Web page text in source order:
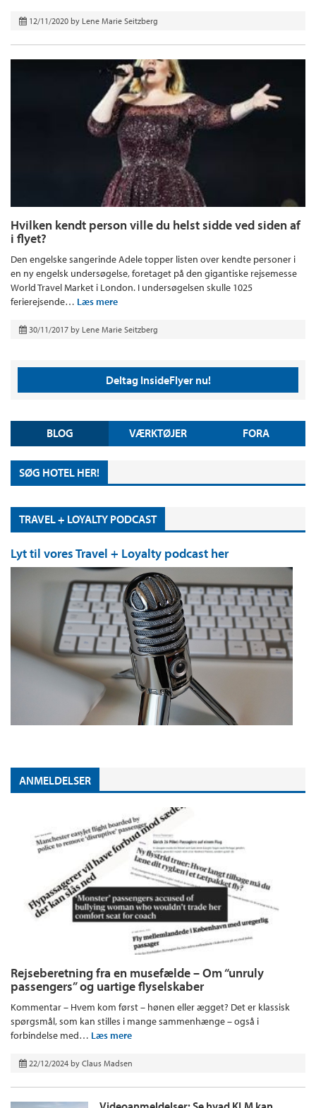
12/11/2020 by Lene Marie Seitzberg
Hvilken kendt person ville du helst sidde ved siden af
i flyet?
Den engelske sangerinde Adele topper listen over kendte personer i
en ny engelsk undersøgelse, foretaget på den gigantiske rejsemesse
World Travel Market i London. I undersøgelsen skulle 1025
ferierejsende… Læs mere
30/11/2017 by Lene Marie Seitzberg
Deltag InsideFlyer nu!
BLOG VÆRKTØJER FORA
SØG HOTEL HER!
TRAVEL + LOYALTY PODCAST
Lyt til vores Travel + Loyalty podcast her
ANMELDELSER
Rejseberetning fra en musefælde – Om “unruly
passengers” og uartige flyselskaber
Kommentar – Hvem kom først – hønen eller ægget? Det er klassisk
spørgsmål, som kan stilles i mange sammenhænge – også i
forbindelse med… Læs mere
22/12/2024 by Claus Madsen